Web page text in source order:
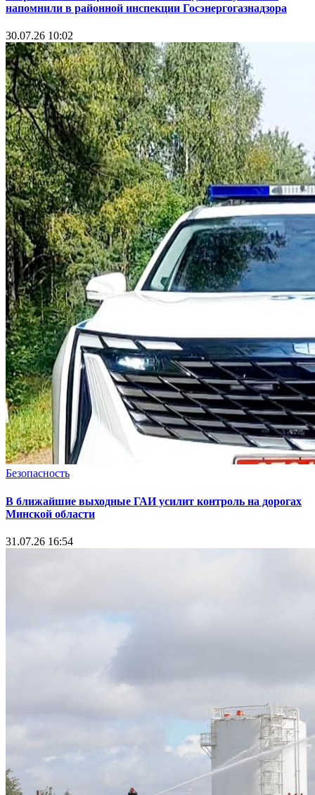
напомнили в районной инспекции Госэнергогазнадзора
30.07.26 10:02
Безопасность
В ближайшие выходные ГАИ усилит контроль на дорогах
Минской области
31.07.26 16:54